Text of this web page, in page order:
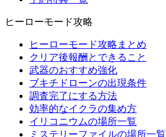
ヒーローモード攻略
ヒーローモード攻略まとめ
クリア後報酬とできること
武器のおすすめ強化
ブキチドローンの出現条件
調査完了にする方法
効率的なイクラの集め方
イリコニウムの場所一覧
ミステリーファイルの場所一覧